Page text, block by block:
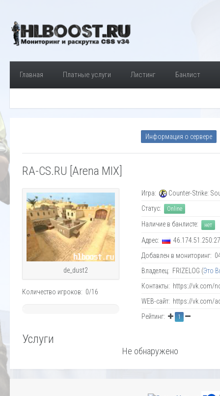
Главная Платные услуги Листинг Банлист
Информация о сервере
RA-CS.RU [Arena MIX]
de_dust2
Количество игроков: 0/16
Игра:
Counter-Strike:
Статус:
Online
Наличие в банлисте: нет
Адрес:
Добавлен в мониторинг:
Владелец: FRIZELOG (Это
Контакты: https://vk.com/
WEB-сайт: https://vk.com/
Рейтинг:
1
Услуги
Не обнаружено